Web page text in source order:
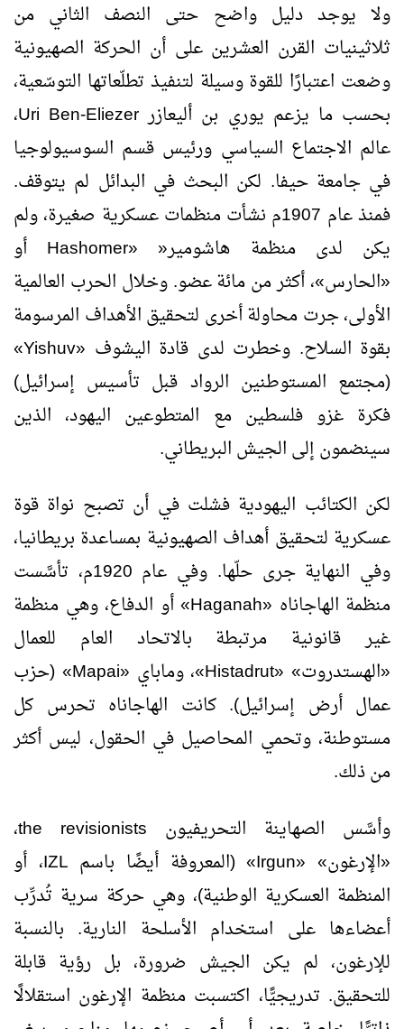
ولا يوجد دليل واضح حتى النصف الثاني من
ثلاثينيات القرن العشرين على أن الحركة الصهيونية
وضعت اعتبارًا للقوة وسيلة لتنفيذ تطلّعاتها التوسّعية،
بحسب ما يزعم يوري بن أليعازر Uri Ben-Eliezer،
عالم الاجتماع السياسي ورئيس قسم السوسيولوجيا
في جامعة حيفا. لكن البحث في البدائل لم يتوقف.
فمنذ عام 1907م نشأت منظمات عسكرية صغيرة، ولم
يكن لدى منظمة هاشومير« «Hashomer
أو
«الحارس»، أكثر من مائة عضو. وخلال الحرب العالمية
الأولى، جرت محاولة أخرى لتحقيق الأهداف المرسومة
بقوة السلاح. وخطرت لدى قادة اليشوف «Yishuv
»
(مجتمع المستوطنين الرواد قبل تأسيس إسرائيل)
فكرة غزو فلسطين مع المتطوعين اليهود، الذين
سينضمون إلى الجيش البريطاني.
لكن الكتائب اليهودية فشلت في أن تصبح نواة قوة
عسكرية لتحقيق أهداف الصهيونية بمساعدة بريطانيا،
وفي النهاية جرى حلّها. وفي عام 1920م، تأسَّست
منظمة الهاجاناه «Haganah» أو الدفاع، وهي منظمة
غير قانونية مرتبطة بالاتحاد العام للعمال
«الهستدروت» «Histadrut»، وماباي «Mapai» (حزب
عمال أرض إسرائيل). كانت الهاجاناه تحرس كل
مستوطنة، وتحمي المحاصيل في الحقول، ليس أكثر
من ذلك.
وأسَّس الصهاينة التحريفيون the revisionists،
«الإرغون» «Irgun» (المعروفة أيضًا باسم IZL، أو
المنظمة العسكرية الوطنية)، وهي حركة سرية تُدرِّب
أعضاءها على استخدام الأسلحة النارية. بالنسبة
للإرغون، لم يكن الجيش ضرورة، بل رؤية قابلة
للتحقيق. تدريجيًّا، اكتسبت منظمة الإرغون استقلالًا